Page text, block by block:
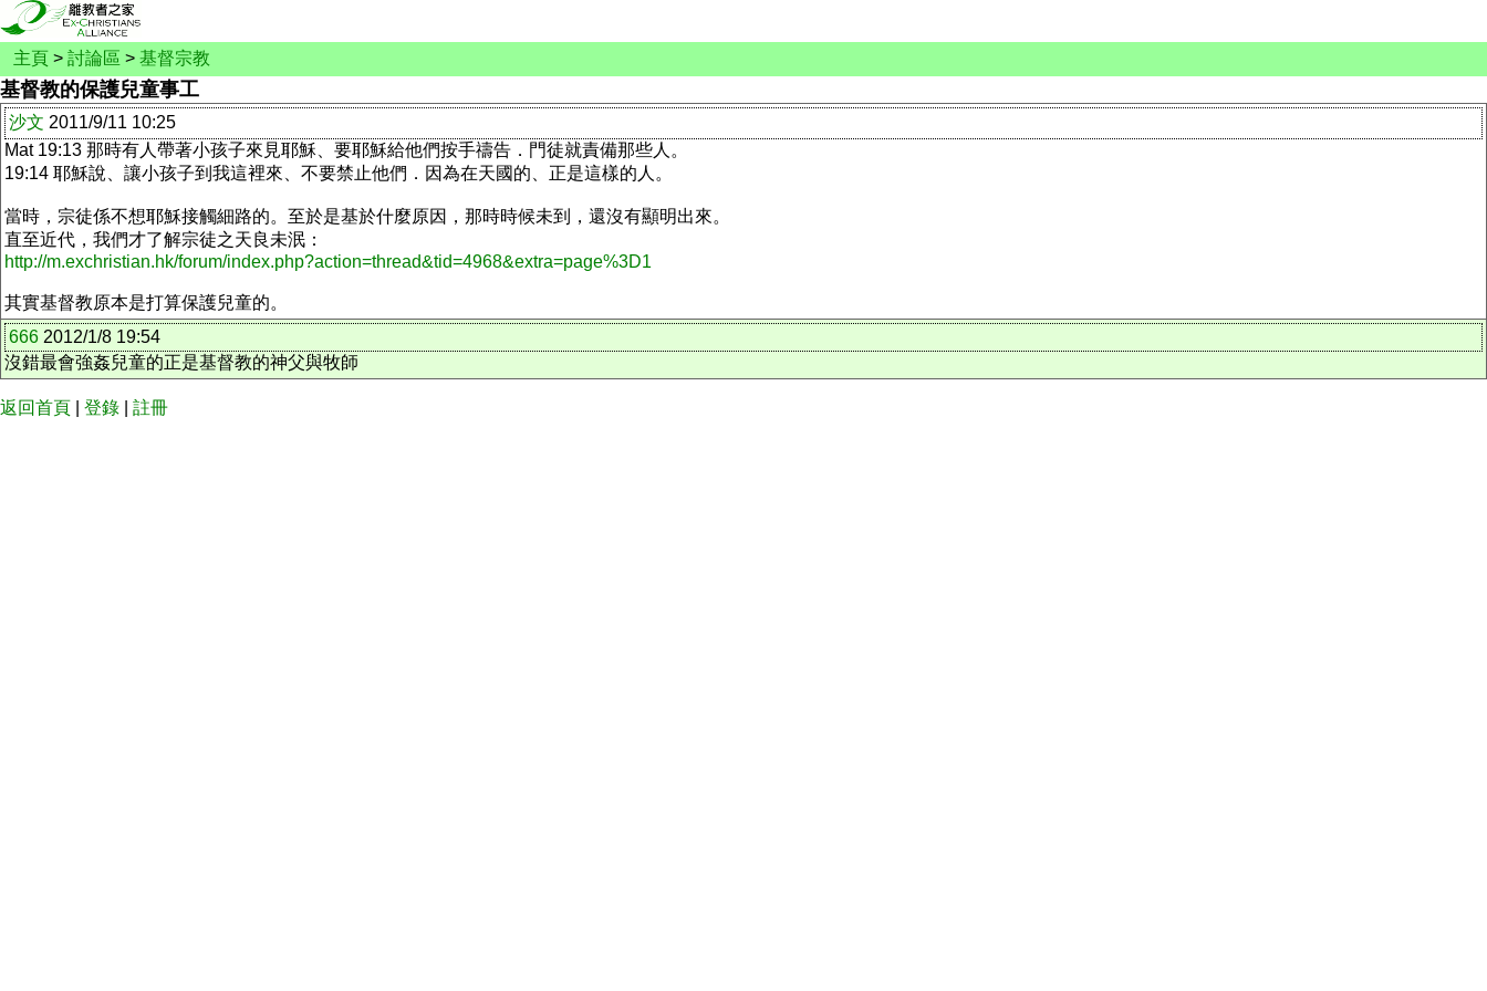
主頁 > 討論區 > 基督宗教
基督教的保護兒童事工
沙文 2011/9/11 10:25
Mat 19:13 那時有人帶著小孩子來見耶穌、要耶穌給他們按手禱告．門徒就責備那些人。
19:14 耶穌說、讓小孩子到我這裡來、不要禁止他們．因為在天國的、正是這樣的人。
當時，宗徒係不想耶穌接觸細路的。至於是基於什麼原因，那時時候未到，還沒有顯明出來。
直至近代，我們才了解宗徒之天良未泯：
http://m.exchristian.hk/forum/index.php?action=thread&tid=4968&extra=page%3D1
其實基督教原本是打算保護兒童的。
666 2012/1/8 19:54
沒錯最會強姦兒童的正是基督教的神父與牧師
返回首頁 登錄 註冊